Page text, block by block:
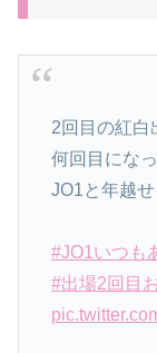
2回目の紅
何回目にな
JO1と年越
#JO1いつも
#出場2回目